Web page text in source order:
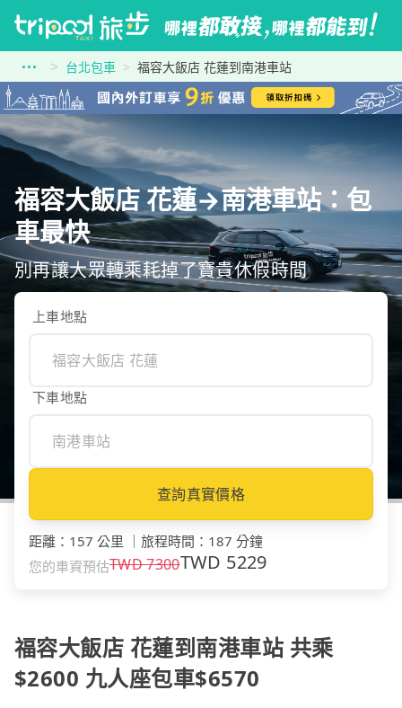
台北包車 福容大飯店 花蓮到南港車站
福容大飯店 花蓮→南港車站：包
車最快
別再讓大眾轉乘耗掉了寶貴休假時間
上車地點
下車地點
查詢真實價格
距離 ： 157 公里 旅程時間 ： 187 分鐘
您的車資預估TWD7300TWD 5229
福容大飯店 花蓮到南港車站 共乘
$2600 九人座包車$6570